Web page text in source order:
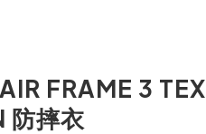
FRAME 3 TEX
防摔衣